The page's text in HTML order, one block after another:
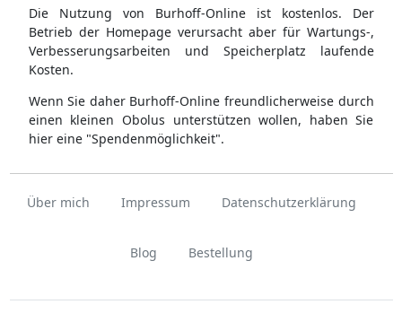
Die Nutzung von Burhoff-Online ist kostenlos. Der
Betrieb der Homepage verursacht aber für Wartungs-,
Verbesserungsarbeiten und Speicherplatz laufende
Kosten.
Wenn Sie daher Burhoff-Online freundlicherweise durch
einen kleinen Obolus unterstützen wollen, haben Sie
hier eine "Spendenmöglichkeit".
Über mich Impressum Datenschutzerklärung
Blog Bestellung